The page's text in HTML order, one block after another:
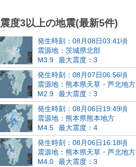
震度3以上の地震(最新5件)
発生時刻：08月08日03:41頃
震源地：茨城県北部
M3.9
最大震度：3
発生時刻：08月07日06:56頃
震源地：熊本県天草・芦北地方
M2.9
最大震度：3
発生時刻：08月06日19:49頃
震源地：熊本県熊本地方
M4.5
最大震度：4
発生時刻：08月06日16:18頃
震源地：熊本県天草・芦北地方
M4.0
最大震度：3